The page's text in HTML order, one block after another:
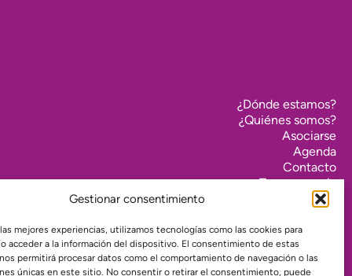
Gestionar consentimiento
mejores experiencias, utilizamos tecnologías como las cookies para
acceder a la información del dispositivo. El consentimiento de estas
permitirá procesar datos como el comportamiento de navegación o las
únicas en este sitio. No consentir o retirar el consentimiento, puede
¿Dónde estamos?
¿Quiénes somos?
Asociarse
Agenda
Contacto
Transparencia
Política de cookies (UE)
Política de privacidad
Proyecto web financiado por: